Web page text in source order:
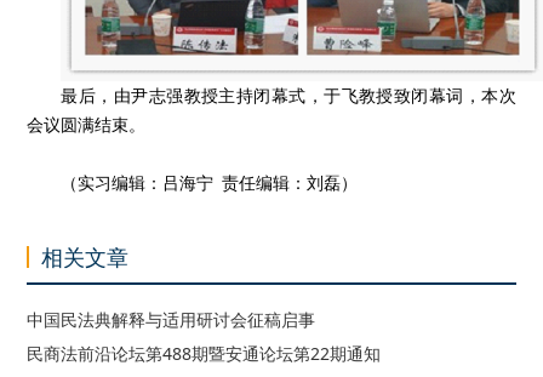
最后，由尹志强教授主持闭幕式，于飞教授致闭幕词，本次
会议圆满结束。
（实习编辑：吕海宁 责任编辑：刘磊）
相关文章
中国民法典解释与适用研讨会征稿启事
民商法前沿论坛第488期暨安通论坛第22期通知